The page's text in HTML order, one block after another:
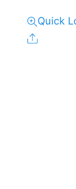
Quick
Share